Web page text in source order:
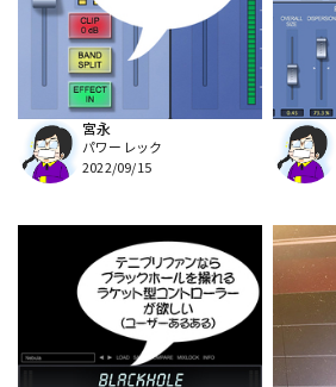
宮永
パワーレック
2022/09/15